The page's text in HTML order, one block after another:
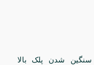
سنگین شدن پلک بالا